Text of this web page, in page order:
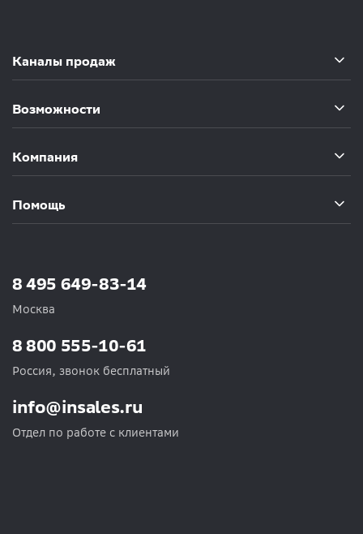
Каналы продаж
Возможности
Компания
Помощь
8 495 649-83-14
Москва
info@insales.ru
Отдел по работе с клиентами
8 800 555-10-61
Россия, звонок бесплатный